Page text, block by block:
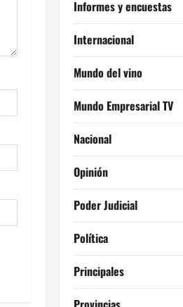
Informes y encuestas
Internacional
Mundo del vino
Mundo Empresarial TV
Nacional
Opinión
Poder Judicial
Política
Principales